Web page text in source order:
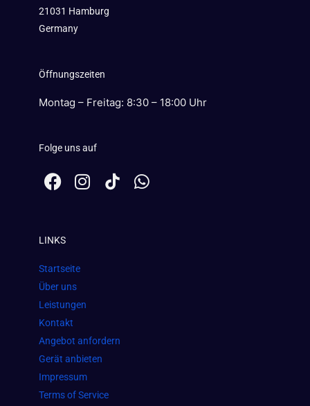
21031 Hamburg
Germany
Öffnungszeiten
Montag – Freitag: 8:30 – 18:00 Uhr
Folge uns auf
F
a
b
o
o
k
I
n
m
W
h
LINKS
Startseite
Über uns
Leistungen
Kontakt
Angebot anfordern
Gerät anbieten
Impressum
Terms of Service